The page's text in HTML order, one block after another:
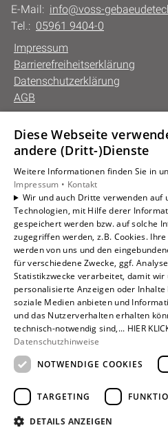
E-Mail: info@voss-
Tel.: 05961 9404-0
Impressum
Barrierefreiheitserklärung
Datenschutzerklärung
AGB
Unsere Bereiche
Gewerbekunden
Karriere
Unternehmen
Kontakt
Diese Webseite
andere (Dritt-)Dienste
Weitere Informationen finden Sie in
Impressum • Kontakt
Wir und auch Dritte verwenden auf
Technologien, mit Hilfe derer
gespeichert werden bzw. auf solche
zugegriffen werden, z.B. Cookies.
werden von uns und den
für verschiedene Zwecke, ggf.
Statistikzwecke verarbeitet, damit
personalisierte Anzeigen oder
soziale Medien anbieten und
und das Nutzerverhalten erhalten
technisch-notwendig sind,... HIER
Datenschutzhinweise
NOTWENDIGE COOKIES
TARGETING
DETAILS ANZEIGEN